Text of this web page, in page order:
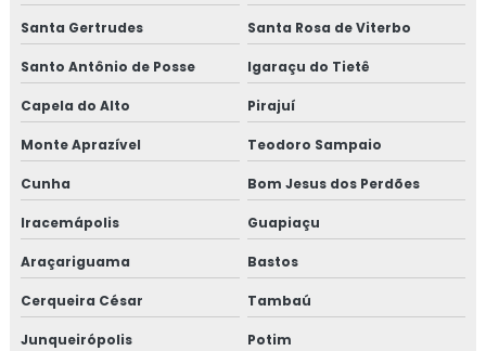
Santa Gertrudes Santa Rosa de Viterbo
Santo Antônio de Posse Igaraçu do Tietê
Capela do Alto Pirajuí
Monte Aprazível Teodoro Sampaio
Cunha Bom Jesus dos Perdões
Iracemápolis Guapiaçu
Araçariguama Bastos
Cerqueira César Tambaú
Junqueirópolis Potim